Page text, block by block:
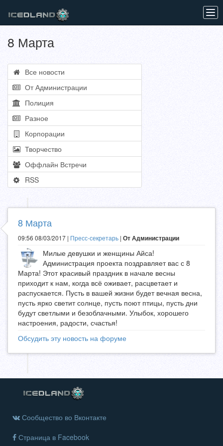
8 Марта
Все новости
От Администрации
Полиция
Разное
Корпорации
Творчество
Оффлайн Встречи
RSS
8 Марта
09:56 08/03/2017 | Пресс-секретарь | От Администрации
Милые девушки и женщины Айса!
Администрация проекта поздравляет вас с 8
Марта! Этот красивый праздник в начале весны
приходит к нам, когда всё оживает, расцветает и
распускается. Пусть в вашей жизни будет вечная весна,
пусть ярко светит солнце, пусть поют птицы, пусть дни
будут светлыми и безоблачными. Улыбок, хорошего
настроения, радости, счастья!
Обсудить эту новость на форуме
Сообщество во Вконтакте
Страница в Facebook